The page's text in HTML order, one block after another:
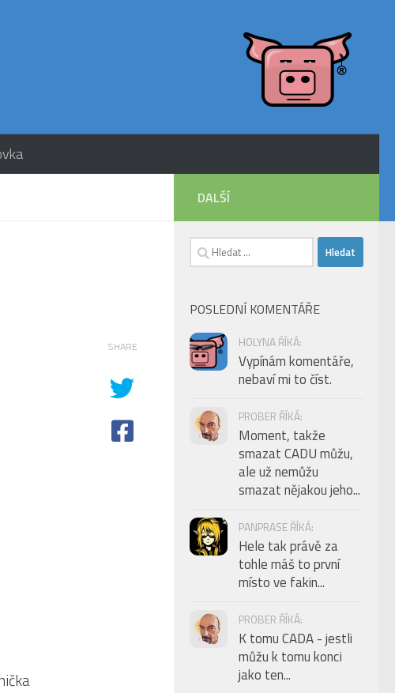
SHARE
DALŠÍ
Vyhledávání
POSLEDNÍ KOMENTÁŘE
HOLYNA ŘÍKÁ:
Vypínám komentáře,
nebaví mi to číst.
PROBER ŘÍKÁ:
Moment, takže
smazat CADU můžu,
ale už nemůžu
smazat nějakou jeho...
PANPRASE ŘÍKÁ:
Hele tak právě za
tohle máš to první
místo ve fakin...
PROBER ŘÍKÁ:
K tomu CADA - jestli
můžu k tomu konci
jako ten...